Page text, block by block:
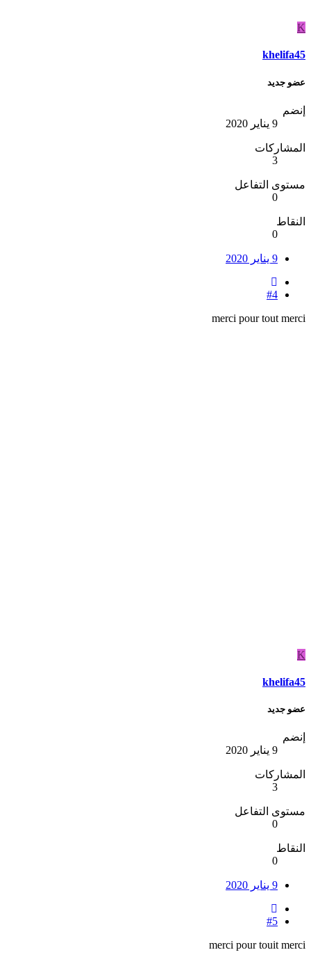
K
khelifa45
عضو جديد
إنضم
9 يناير 2020
المشاركات
3
مستوى التفاعل
0
النقاط
0
9 يناير 2020
#4
merci pour tout merci
K
khelifa45
عضو جديد
إنضم
9 يناير 2020
المشاركات
3
مستوى التفاعل
0
النقاط
0
9 يناير 2020
#5
merci pour touit merci